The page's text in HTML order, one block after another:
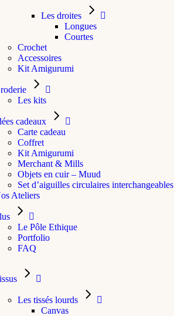
Les droites
Longues
Courtes
Crochet
Accessoires
Kit Amigurumi
Les kits
cadeaux
Carte cadeau
Coffret
Kit Amigurumi
Merchant & Mills
Objets en cuir – Muud
Set d’aiguilles circulaires interchangeables
Ateliers
Le Pôle Ethique
Portfolio
FAQ
Les tissés lourds
Canvas